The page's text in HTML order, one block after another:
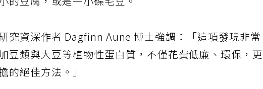
的豆腐，或是一小碟毛豆。
究資深作者 Dagfinn Aune 博士強調：「這項發現非常
豆類與大豆等植物性蛋白質，不僅花費低廉、環保，更
的絕佳方法。」